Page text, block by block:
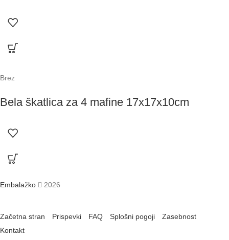
Brez
Bela škatlica za 4 mafine 17x17x10cm
Embalažko 2026
Začetna stran Prispevki FAQ Splošni pogoji
Zasebnost
Kontakt